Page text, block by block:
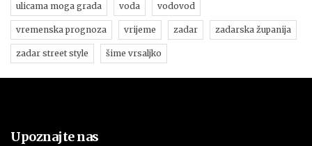
ulicama moga grada voda vodovod
vremenska prognoza vrijeme zadar zadarska županija
zadar street style šime vrsaljko
Upoznajte nas